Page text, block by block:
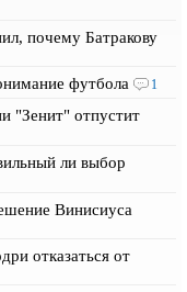
почему Батракову
футбола
1
"Зенит" отпустит
ли выбор
Винисиуса
отказаться от